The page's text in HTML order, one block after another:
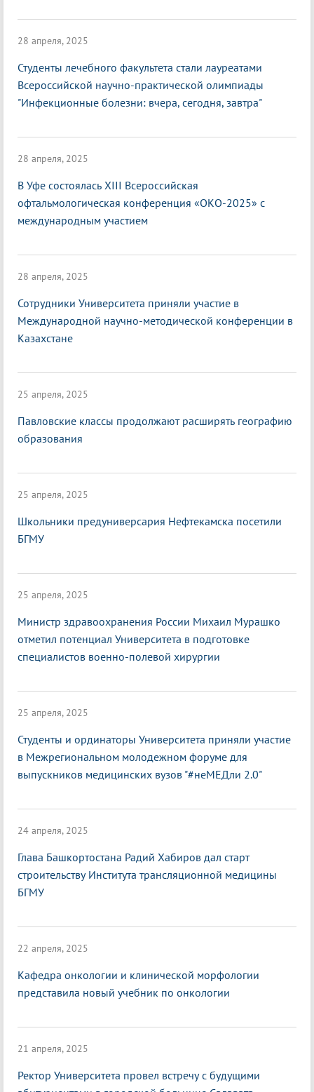
28 апреля, 2025
Студенты лечебного факультета стали лауреатами
Всероссийской научно-практической олимпиады
"Инфекционные болезни: вчера, сегодня, завтра"
28 апреля, 2025
В Уфе состоялась XIII Всероссийская
офтальмологическая конференция «ОКО-2025» с
международным участием
28 апреля, 2025
Сотрудники Университета приняли участие в
Международной научно-методической конференции в
Казахстане
25 апреля, 2025
Павловские классы продолжают расширять географию
образования
25 апреля, 2025
Школьники предуниверсария Нефтекамска посетили
БГМУ
25 апреля, 2025
Министр здравоохранения России Михаил Мурашко
отметил потенциал Университета в подготовке
специалистов военно-полевой хирургии
25 апреля, 2025
Студенты и ординаторы Университета приняли участие
в Межрегиональном молодежном форуме для
выпускников медицинских вузов "#неМЕДли 2.0"
24 апреля, 2025
Глава Башкортостана Радий Хабиров дал старт
строительству Института трансляционной медицины
БГМУ
22 апреля, 2025
Кафедра онкологии и клинической морфологии
представила новый учебник по онкологии
21 апреля, 2025
Ректор Университета провел встречу с будущими